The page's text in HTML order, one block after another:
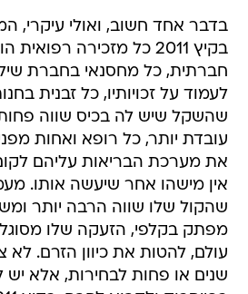
בדבר אחד חשוב, ואולי עיקרי,
בקיץ 2011 כל מזכירה
חברתית, כל מחסנאי בחברת
לעמוד על זכויותיו, כל זבנית
שהשקל שיש לה בכיס שווה
עובדת יותר, כל רופא ואחות
את מערכת הבריאות עליהם
אין מישהו אחר שיעשה אותו.
שהקול שלו שווה הרבה יותר
מפתק בקלפי, הזעקה שלו
עולם, להטות את כיוון הזרם. לא
שנים או פחות לבחירות, אלא יש